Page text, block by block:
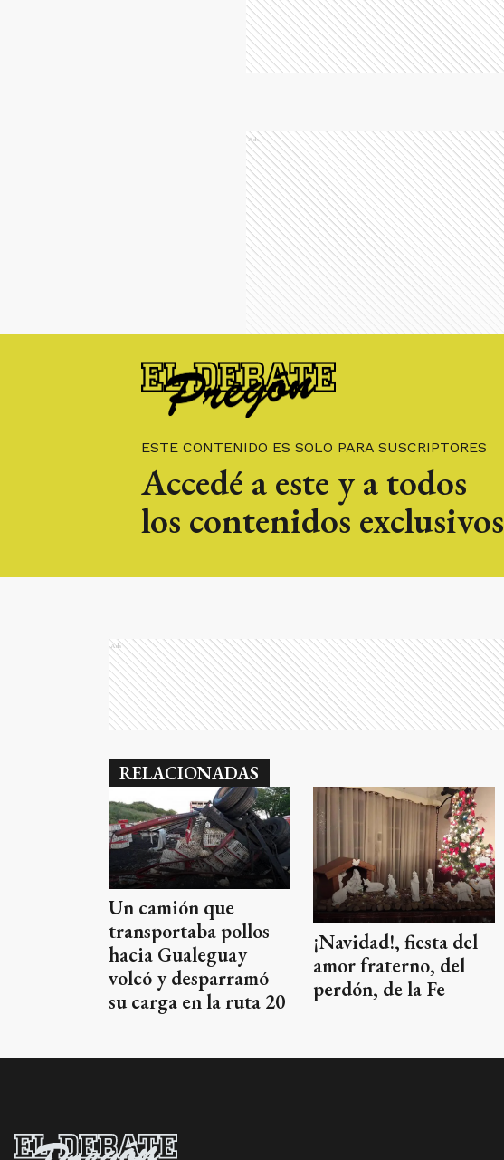
ESTE CONTENIDO ES SOLO PARA SUSCRIPTORES
Accedé a este y a todos
los contenidos exclusivos
Ads
Ads
RELACIONADAS
Un camión que
transportaba pollos
hacia Gualeguay
volcó y desparramó
su carga en la ruta 20
¡Navidad!, fiesta del
amor fraterno, del
perdón, de la Fe